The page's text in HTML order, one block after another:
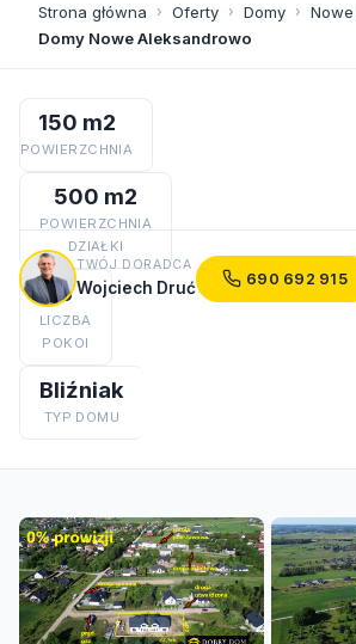
Strona główna › Oferty › Domy ›
Domy Nowe Aleksandrowo
150 m2
POWIERZCHNIA
500 m2
POWIERZCHNIA
DZIAŁKI
6
LICZBA
POKOI
Bliźniak
TYP DOMU
TWÓJ DORADCA
Wojciech Druć 690 692 915